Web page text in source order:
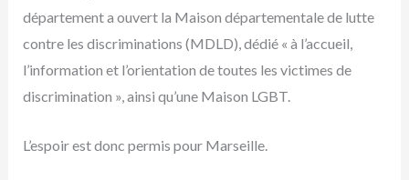
département a ouvert la Maison départementale de lutte
contre les discriminations (MDLD), dédié « à l’accueil,
l’information et l’orientation de toutes les victimes de
discrimination », ainsi qu’une Maison LGBT.
L’espoir est donc permis pour Marseille.